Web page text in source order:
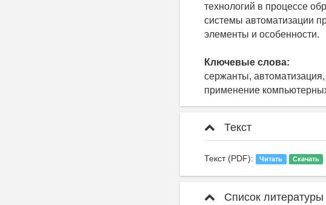
технологий в процессе
системы автоматизации
элементы и особенности.
Ключевые слова:
сержанты,
применение
Текст
Текст (PDF): Читать Скачать
Список литературы